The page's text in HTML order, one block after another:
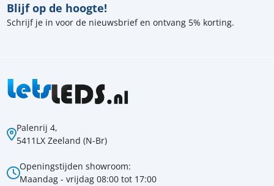
Palenrij 4,
5411LX Zeeland (N-Br)
Openingstijden showroom:
Maandag - vrijdag 08:00 tot 17:00
Blijf op de hoogte!
Schrijf je in voor de nieuwsbrief en ontvang 5% korting.